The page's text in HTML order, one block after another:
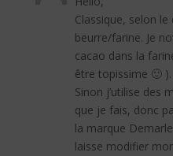
Classique, selon
beurre/farine. Je
cacao dans la
être topissime 🙂 ).
Sinon j’utilise des
que je fais, donc
la marque
laisse modifier